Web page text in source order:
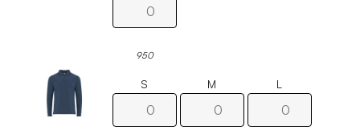
950
S M L